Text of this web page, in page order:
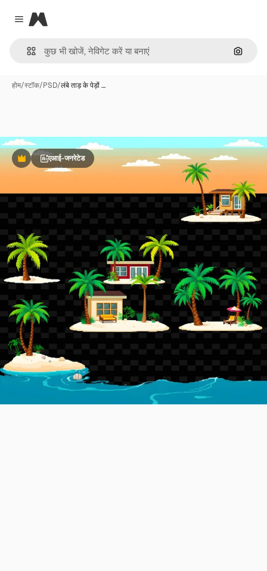
Close menu
Magnific
इमेज से
होम/स्टॉक/PSD/लंबे ताड़ के पेड़ों …
Premiumएआई-जनरेटेड